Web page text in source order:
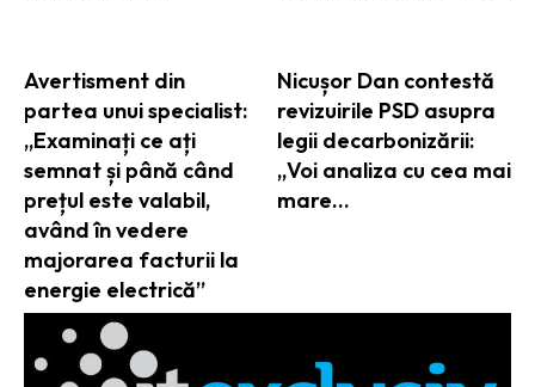
Avertisment din
partea unui specialist:
„Examinați ce ați
semnat și până când
prețul este valabil,
având în vedere
majorarea facturii la
energie electrică”
Nicușor Dan contestă
revizuirile PSD asupra
legii decarbonizării:
„Voi analiza cu cea mai
mare…